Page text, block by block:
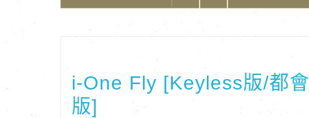
i-One Fly [Keyless版/都會
版]